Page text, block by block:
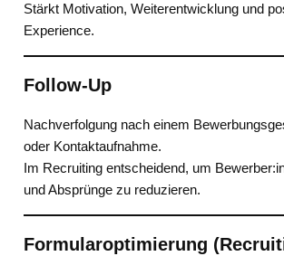
Stärkt Motivation, Weiterentwicklung und
Experience.
Follow-Up
Nachverfolgung nach einem
oder Kontaktaufnahme.
Im Recruiting entscheidend, um
und Absprünge zu reduzieren.
Formularoptimierung